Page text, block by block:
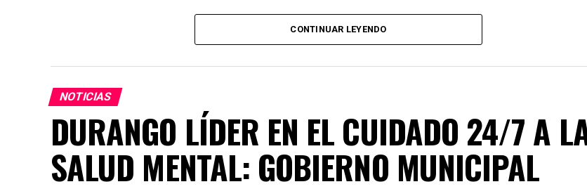
Dany Soto aseguró que la alianza entre PRI y PAN no responde a cuotas, sino a la búsqueda
seguros de que vamos con las y los mejores”, enfatizó, además agregó que este esfuerzo
común demuestra la convicción de ofrecer gobiernos confiables, integrados por mujeres y
hombres de trayectoria probada, leales y comprometidos con su comunidad.
Por su parte, Mario Salazar destacó el trabajo técnico y jurídico que permitió solventar las
observaciones del Instituto Electoral para garantizar la validez del registro de las
CONTINUAR LEYENDO
NOTICIAS
DURANGO LÍDER EN EL CUIDADO 24/7 A
SALUD MENTAL: GOBIERNO MUNICIPAL